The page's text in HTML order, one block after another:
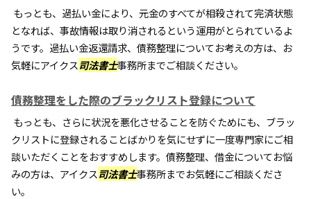
もっとも、過払い金により、元金のすべてが相殺されて完済状態
となれば、事故情報は取り消されるという運用がとられているよ
うです。過払い金返還請求、債務整理についてお考えの方は、お
気軽にアイクス司法書士事務所までご相談ください。
債務整理をした際のブラックリスト登録について
もっとも、さらに状況を悪化させることを防ぐためにも、ブラッ
クリストに登録されることばかりを気にせずに一度専門家にご相
談いただくことをおすすめします。債務整理、借金についてお悩
みの方は、アイクス司法書士事務所までお気軽にご相談くださ
い。